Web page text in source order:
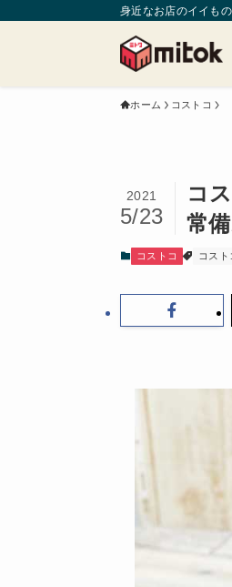
身近なお店のイイも
ホーム コストコ
コ
常
2021
5/23
コストコ コスト